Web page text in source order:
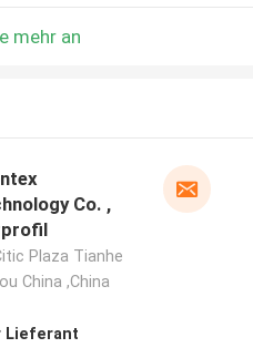
mehr an
Co. ,
Plaza Tianhe
China ,China
Lieferant